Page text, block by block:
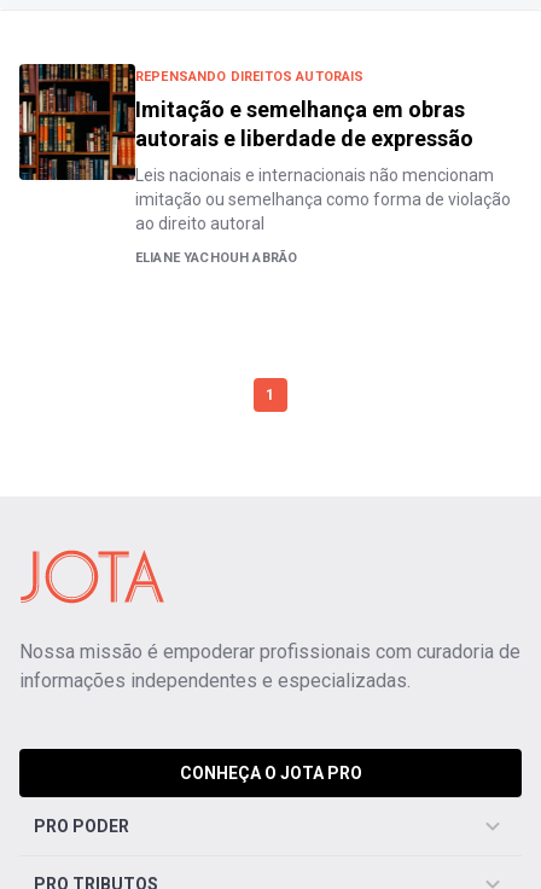
REPENSANDO DIREITOS AUTORAIS
Imitação e semelhança em obras
autorais e liberdade de expressão
Leis nacionais e internacionais não mencionam
imitação ou semelhança como forma de violação
ao direito autoral
ELIANE YACHOUH ABRÃO
1
Nossa missão é empoderar profissionais com curadoria de
informações independentes e especializadas.
CONHEÇA O JOTA PRO
PRO PODER
PRO TRIBUTOS